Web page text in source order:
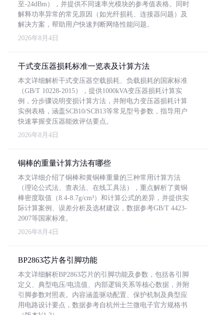
至-24dBm），并提供不同速率光模块的参考值表格。同时
解释功率异常的常见原因（如光纤损耗、连接器问题）及
解决方案，帮助用户快速判断网络性能问题。
2026年8月4日
干式变压器损耗标准一览表及计算方法
本文详细解析干式变压器空载损耗、负载损耗的国家标准
（GB/T 10228-2015），提供1000kVA变压器损耗计算实
例，分步骤说明变损计算方法，并附电力变压器损耗计算
实例表格，涵盖SCB10/SCB13等常见型号参数，指导用户
快速掌握变压器能效评估要点。
2026年8月4日
铜棒的重量计算方法有哪些
本文详细介绍了铜棒和黄铜棒重量的三种常用计算方法
（理论公式法、查表法、在线工具法），重点解析了黄铜
棒密度取值（8.4-8.7g/cm³）和计算公式的差异，并提供实
际计算案例、误差分析及选材建议，数据参考GB/T 4423-
2007等国家标准。
2026年8月4日
BP2863芯片各引脚功能
本文详细解析BP2863芯片的引脚功能及参数，包括各引脚
定义、典型电压/电流值、内部逻辑关系等核心数据，并附
引脚参数对照表。内容涵盖驱动配置、保护机制及典型应
用电路设计要点，数据参考自杭州士兰微电子官方规格书